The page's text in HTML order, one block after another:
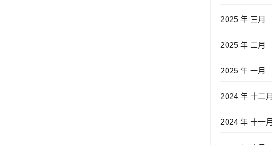
2025 年 三月
2025 年 二月
2025 年 一月
2024 年 十二月
2024 年 十一月